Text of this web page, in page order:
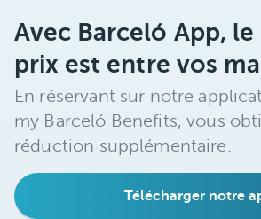
Avec Barceló App,
prix est entre vos
En réservant sur notre
my Barceló Benefits, vous
réduction supplémentaire.
Télécharger notre